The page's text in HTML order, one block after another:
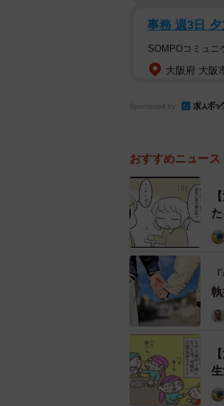
「義母は飴玉を
「お風呂場で下
事務 週3日
SOMPOコミュニ
大阪府 大阪
Sponsored by
おすすめニュース